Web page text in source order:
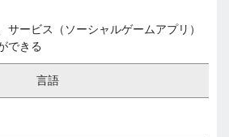
ービス（ソーシャルゲームアプリ）
できる
言語